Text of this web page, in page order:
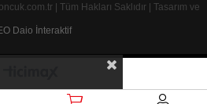
| Tüm Hakları Saklıdır | Tasarım ve
Daio İnteraktif